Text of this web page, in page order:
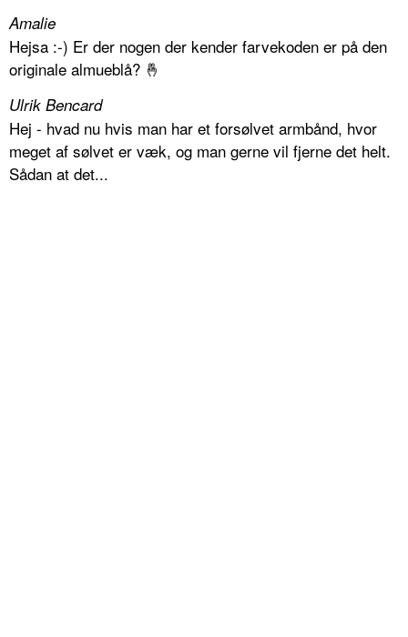
Amalie
Hejsa :-) Er der nogen der kender farvekoden er på den
originale almueblå? 🤞
Ulrik Bencard
Hej - hvad nu hvis man har et forsølvet armbånd, hvor
meget af sølvet er væk, og man gerne vil fjerne det helt.
Sådan at det...